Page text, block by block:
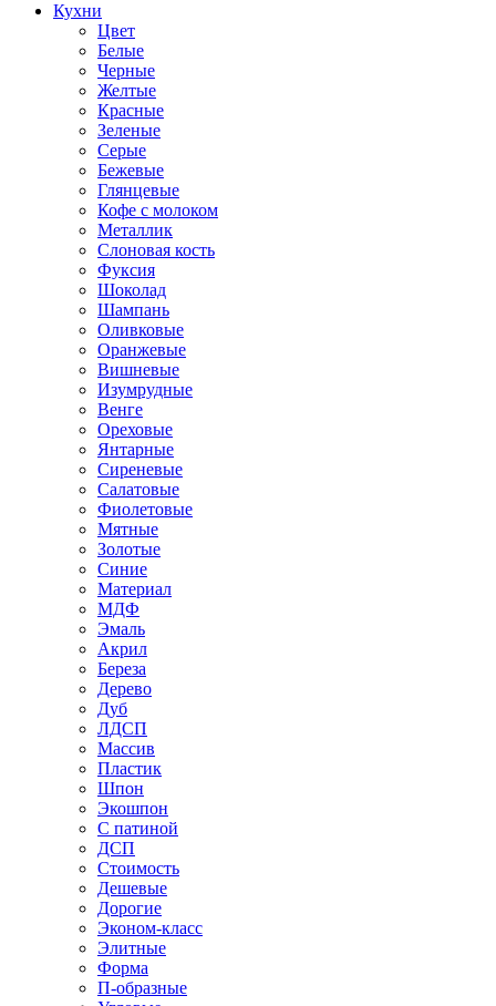
Кухни
Цвет
Белые
Черные
Желтые
Красные
Зеленые
Серые
Бежевые
Глянцевые
Кофе с молоком
Металлик
Слоновая кость
Фуксия
Шоколад
Шампань
Оливковые
Оранжевые
Вишневые
Изумрудные
Венге
Ореховые
Янтарные
Сиреневые
Салатовые
Фиолетовые
Мятные
Золотые
Синие
Материал
МДФ
Эмаль
Акрил
Береза
Дерево
Дуб
ЛДСП
Массив
Пластик
Шпон
Экошпон
С патиной
ДСП
Стоимость
Дешевые
Дорогие
Эконом-класс
Элитные
Форма
П-образные